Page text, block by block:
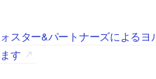
スター&パートナーズによるヨ
す